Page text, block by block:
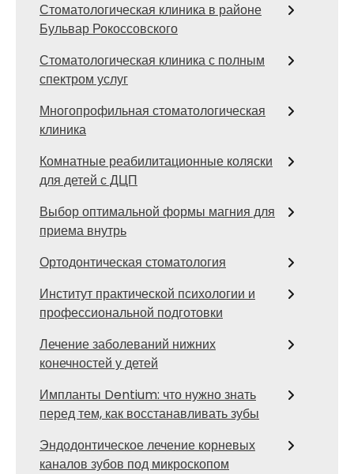
Стоматологическая клиника в районе
Бульвар Рокоссовского
Стоматологическая клиника с полным
спектром услуг
Многопрофильная стоматологическая
клиника
Комнатные реабилитационные коляски
для детей с ДЦП
Выбор оптимальной формы магния для
приема внутрь
Ортодонтическая стоматология
Институт практической психологии и
профессиональной подготовки
Лечение заболеваний нижних
конечностей у детей
Импланты Dentium: что нужно знать
перед тем, как восстанавливать зубы
Эндодонтическое лечение корневых
каналов зубов под микроскопом